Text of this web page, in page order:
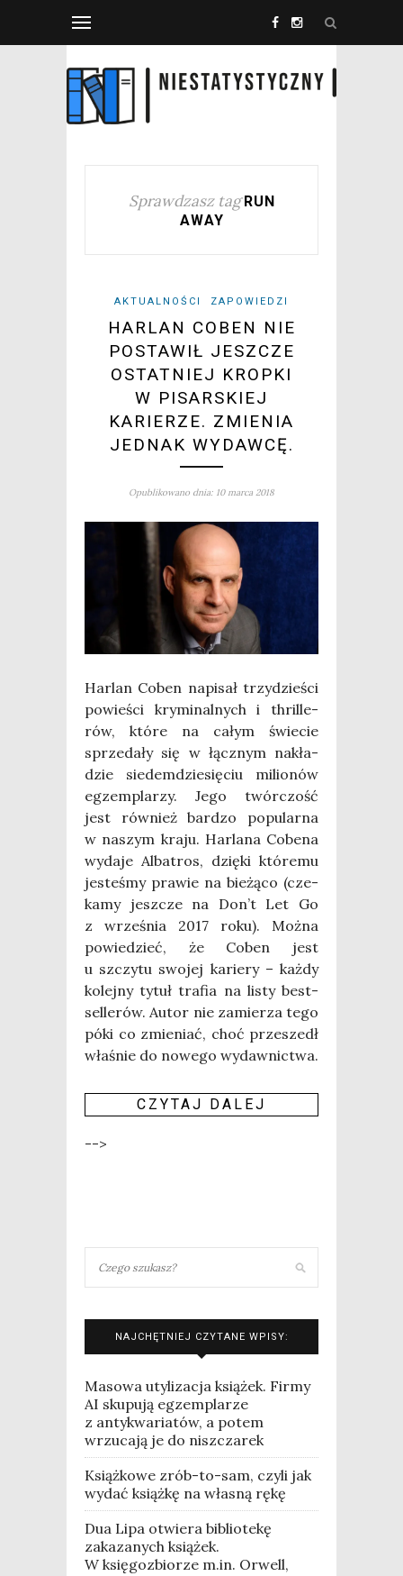
Sprawdzasz tag RUN
AWAY
AKTUALNOŚCI ZAPOWIEDZI
HARLAN COBEN NIE
POSTAWIŁ JESZCZE
OSTATNIEJ KROPKI
W PISARSKIEJ
KARIERZE. ZMIENIA
JEDNAK WYDAWCĘ.
Opublikowano dnia: 10 marca 2018
Har­lan Coben napi­sał trzy­dzie­ści
powie­ści kry­mi­nal­nych i thril­le­
rów, któ­re na całym świe­cie
sprze­da­ły się w łącz­nym nakła­
dzie sie­dem­dzie­się­ciu milio­nów
egzem­pla­rzy. Jego twór­czość
jest rów­nież bar­dzo popu­lar­na
w naszym kra­ju. Har­la­na Cobe­na
wyda­je Alba­tros, dzię­ki któ­re­mu
jeste­śmy pra­wie na bie­żą­co (cze­
ka­my jesz­cze na Don’t Let Go
z wrze­śnia 2017 roku). Moż­na
powie­dzieć, że Coben jest
u szczy­tu swo­jej karie­ry – każ­dy
kolej­ny tytuł tra­fia na listy best­
sel­le­rów. Autor nie zamie­rza tego
póki co zmie­niać, choć prze­szedł
wła­śnie do nowe­go wydaw­nic­twa.
CZY­TAJ DALEJ
-->
NAJCHĘTNIEJ CZYTANE WPISY:
Masowa utylizacja książek. Firmy
AI skupują egzemplarze
z antykwariatów, a potem
wrzucają je do niszczarek
Książkowe zrób-to-sam, czyli jak
wydać książkę na własną rękę
Dua Lipa otwiera bibliotekę
zakazanych książek.
W księgozbiorze m.in. Orwell,